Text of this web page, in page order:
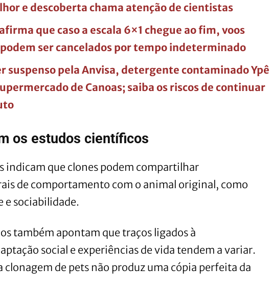
e descoberta chama atenção de cientistas
afirma que caso a escala 6×1 chegue ao fim, voos
ser cancelados por tempo indeterminado
suspenso pela Anvisa, detergente contaminado Ypê
de Canoas; saiba os riscos de continuar
os estudos científicos
indicam que clones podem compartilhar
de comportamento com o animal original, como
e sociabilidade.
também apontam que traços ligados à
social e experiências de vida tendem a variar.
clonagem de pets não produz uma cópia perfeita da